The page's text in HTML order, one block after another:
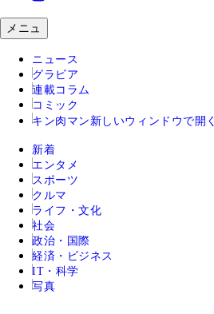
メニュ
ニュース
グラビア
連載コラム
コミック
キン肉マン 新しいウィンドウで開く
新着
エンタメ
スポーツ
クルマ
ライフ・文化
社会
政治・国際
経済・ビジネス
IT・科学
写真